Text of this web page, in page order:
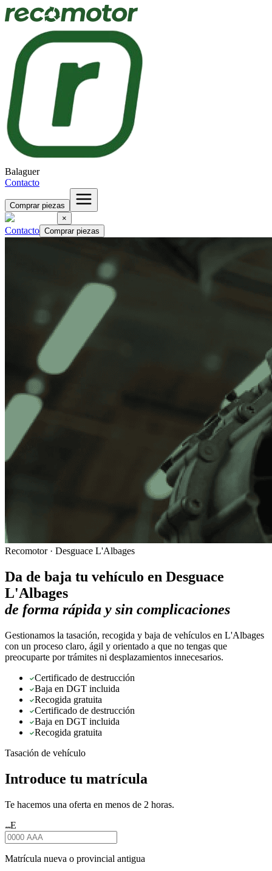
Balaguer
Contacto
Comprar piezas
×
Contacto Comprar piezas
Recomotor · Desguace L'Albages
Da de baja tu vehículo en Desguace
L'Albages
de forma rápida y sin complicaciones
Gestionamos la tasación, recogida y baja de vehículos en L'Albages
con un proceso claro, ágil y orientado a que no tengas que
preocuparte por trámites ni desplazamientos innecesarios.
Certificado de destrucción
Baja en DGT incluida
Recogida gratuita
Certificado de destrucción
Baja en DGT incluida
Recogida gratuita
Tasación de vehículo
Introduce tu matrícula
Te hacemos una oferta en menos de 2 horas.
★★★E
Matrícula nueva o provincial antigua